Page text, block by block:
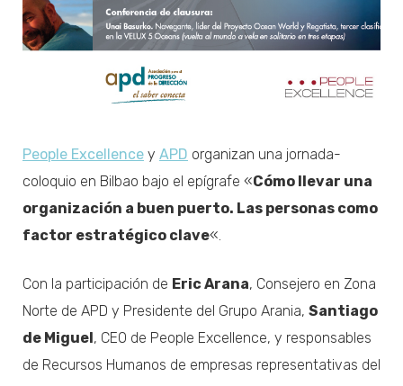
People Excellence y APD organizan una jornada-
coloquio en Bilbao bajo el epígrafe «Cómo llevar una
organización a buen puerto. Las personas como
factor estratégico clave«.
Con la participación de Eric Arana, Consejero en Zona
Norte de APD y Presidente del Grupo Arania, Santiago
de Miguel, CEO de People Excellence, y responsables
de Recursos Humanos de empresas representativas del